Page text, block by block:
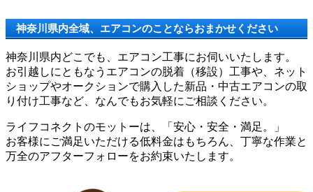
神奈川県内全域、エアコンのことならおまかせください
神奈川県内どこでも、エアコン工事にお伺いいたします。
お引越しにともなうエアコンの脱着（移設）工事や、ネット
ショップやオークションで購入した新品・中古エアコンの取
り付け工事など、なんでもお気軽にご相談ください。
ライフコネクトのモットーは、「安心・安全・満足。」
お客様にご満足いただける低料金はもちろん、丁寧な作業と
万全のアフターフォローをお約束いたします。